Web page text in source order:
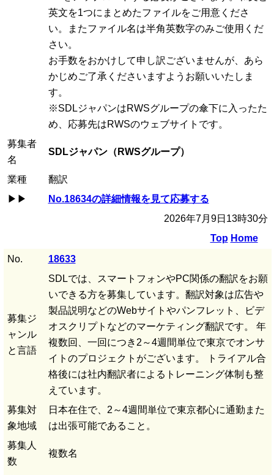
英文を1つにまとめたファイルをご用意くださ
い。またファイル名は半角英数字のみご使用くだ
さい。
お手数をおかけして申し訳ございませんが、あら
かじめご了承くださいますようお願いいたしま
す。
※SDLジャパンはRWSグループの傘下に入ったた
め、応募先はRWSのウェブサイトです。
募集者
名
SDLジャパン（RWSグループ）
業種
翻訳
▶▶
No.18634の詳細情報を見て応募する
2026年7月9日13時30分
Top Home
No.
18633
募集ジ
ャンル
と言語
SDLでは、スマートフォンやPC関係の翻訳をお願
いできる方を募集しています。翻訳対象は広告や
製品説明などのWebサイトやパンフレット、ビデ
オスクリプトなどのマーケティング翻訳です。 年
複数回、一回につき2～4週間単位で東京でオンサ
イトのプロジェクトがございます。 トライアル合
格後には社内翻訳者によるトレーニング体制も整
えています。
募集対
象地域
日本在住で、2～4週間単位で東京都心に通勤また
は出張可能であること。
募集人
数
複数名